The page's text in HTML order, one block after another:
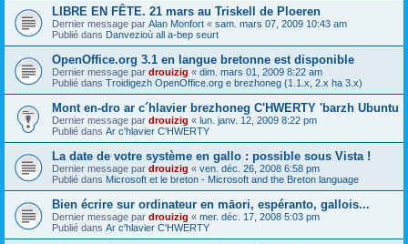
LIBRE EN FÊTE. 21 mars au Triskell de Ploeren
Dernier message par Alan Monfort « sam. mars 07, 2009 10:43 am
Publié dans Danvezioù all a-bep seurt
OpenOffice.org 3.1 en langue bretonne est disponible
Dernier message par drouizig « dim. mars 01, 2009 8:22 am
Publié dans Troidigezh OpenOffice.org e brezhoneg (1.1.x, 2.x ha 3.x)
Mont en-dro ar c´hlavier brezhoneg C'HWERTY 'barzh Ubuntu
Dernier message par drouizig « lun. janv. 12, 2009 8:22 pm
Publié dans Ar c'hlavier C'HWERTY
La date de votre système en gallo : possible sous Vista !
Dernier message par drouizig « ven. déc. 26, 2008 6:58 pm
Publié dans Microsoft et le breton - Microsoft and the Breton language
Bien écrire sur ordinateur en māori, espéranto, gallois...
Dernier message par drouizig « mer. déc. 17, 2008 5:03 pm
Publié dans Ar c'hlavier C'HWERTY